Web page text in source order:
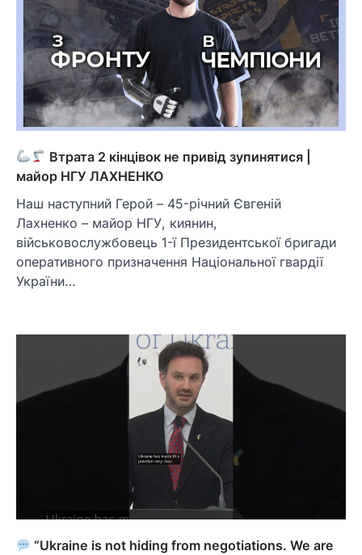
Втрата 2 кінцівок не привід зупинятися |
майор НГУ ЛАХНЕНКО
Наш наступний Герой – 45-річний Євгеній
Лахненко – майор НГУ, киянин,
військовослужбовець 1-ї Президентської бригади
оперативного призначення Національної гвардії
України…
“Ukraine is not hiding from negotiations. We are